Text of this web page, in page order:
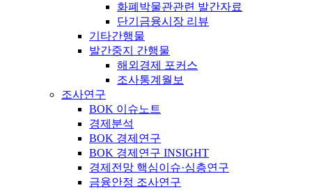
화폐박물관관련 발간자료
단기금융시장 리뷰
기타간행물
발간중지 간행물
해외경제 포커스
조사통계월보
조사연구
BOK 이슈노트
경제분석
BOK 경제연구
BOK 경제연구 INSIGHT
경제전망 핵심이슈·심층연구
금융안정 조사연구